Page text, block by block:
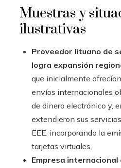
Muestras y
ilustrativas
Proveedor lituano de
logra expansión
que inicialmente
envíos internacionales
de dinero electrónico y,
extendieron sus
EEE, incorporando la
tarjetas virtuales.
Empresa internacional